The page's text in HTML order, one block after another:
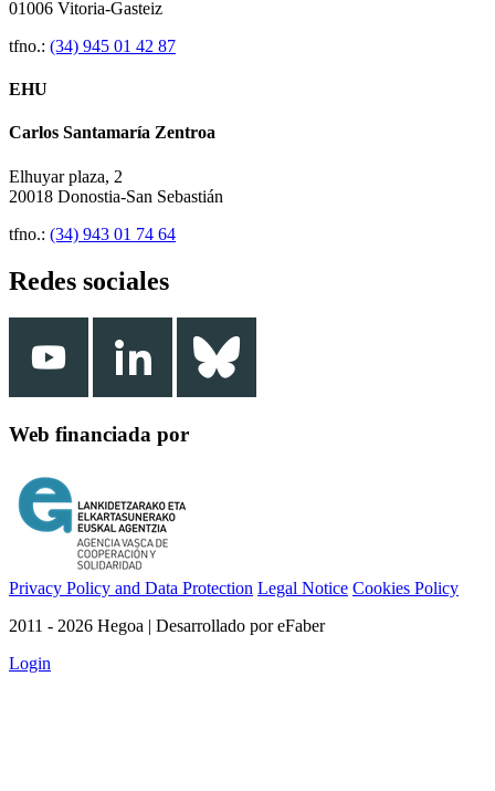
01006 Vitoria-Gasteiz
tfno.: (34) 945 01 42 87
EHU
Carlos Santamaría Zentroa
Elhuyar plaza, 2
20018 Donostia-San Sebastián
tfno.: (34) 943 01 74 64
Redes sociales
Web financiada por
Privacy Policy and Data Protection Legal Notice Cookies Policy
2011 - 2026 Hegoa | Desarrollado por eFaber
Login